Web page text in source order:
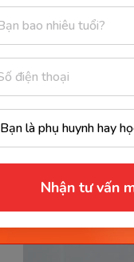
Nhận tư vấn
phận sinh
chúng luôn
Sử dụng
để khử
Tẩy tế bào
khỏe